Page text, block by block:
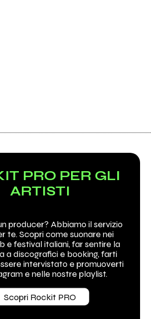
PRO PER GLI
ARTISTI
producer? Abbiamo il servizio
te. Scopri come suonare nei
e festival italiani, far sentire la
a discografici e booking, farti
intervistato e promuoverti
e nelle nostre playlist.
Scopri Rockit PRO